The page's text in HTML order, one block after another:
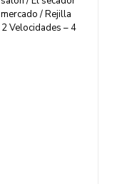
/ Rejilla
Velocidades – 4